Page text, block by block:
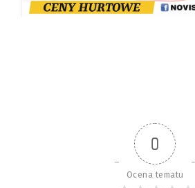
0
Ocena tematu